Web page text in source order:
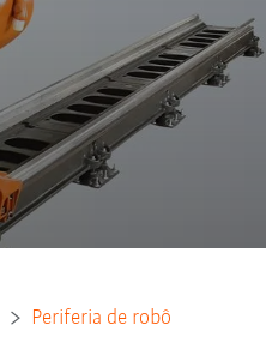
Periferia de robô